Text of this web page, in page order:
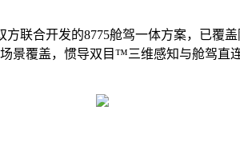
联合开发的8775舱驾一体方案，已覆
景覆盖，惯导双目™三维感知与舱驾